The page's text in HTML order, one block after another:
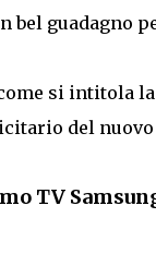
bel guadagno
si intitola
del nuovo
TV